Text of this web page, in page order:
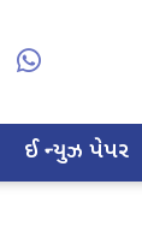
ઈ ન્યુઝ પેપર